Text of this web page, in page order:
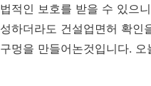
법적인 보호를 받을 수 있으
성하더라도 건설업면허 확인
구멍을 만들어논것입니다.